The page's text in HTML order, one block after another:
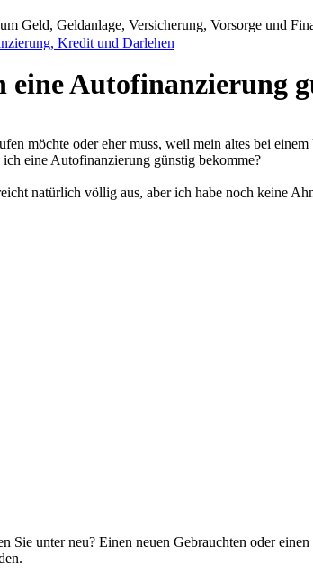
Geld, Geldanlage, Versicherung, Vorsorge und
Kredit und Darlehen
eine Autofinanzierung
möchte oder eher muss, weil mein altes bei
eine Autofinanzierung günstig bekomme?
natürlich völlig aus, aber ich habe noch keine
Sie unter neu? Einen neuen Gebrauchten oder